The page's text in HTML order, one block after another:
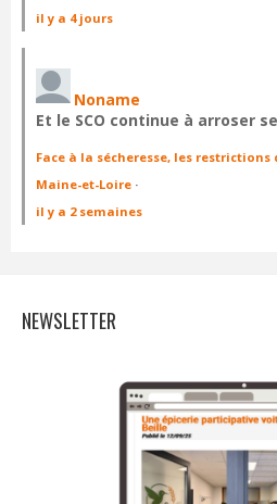
il y a 4 jours
Noname
Et le SCO continue à arroser
Face à la sécheresse, les restrictions
Maine-et-Loire ·
il y a 2 semaines
NEWSLETTER